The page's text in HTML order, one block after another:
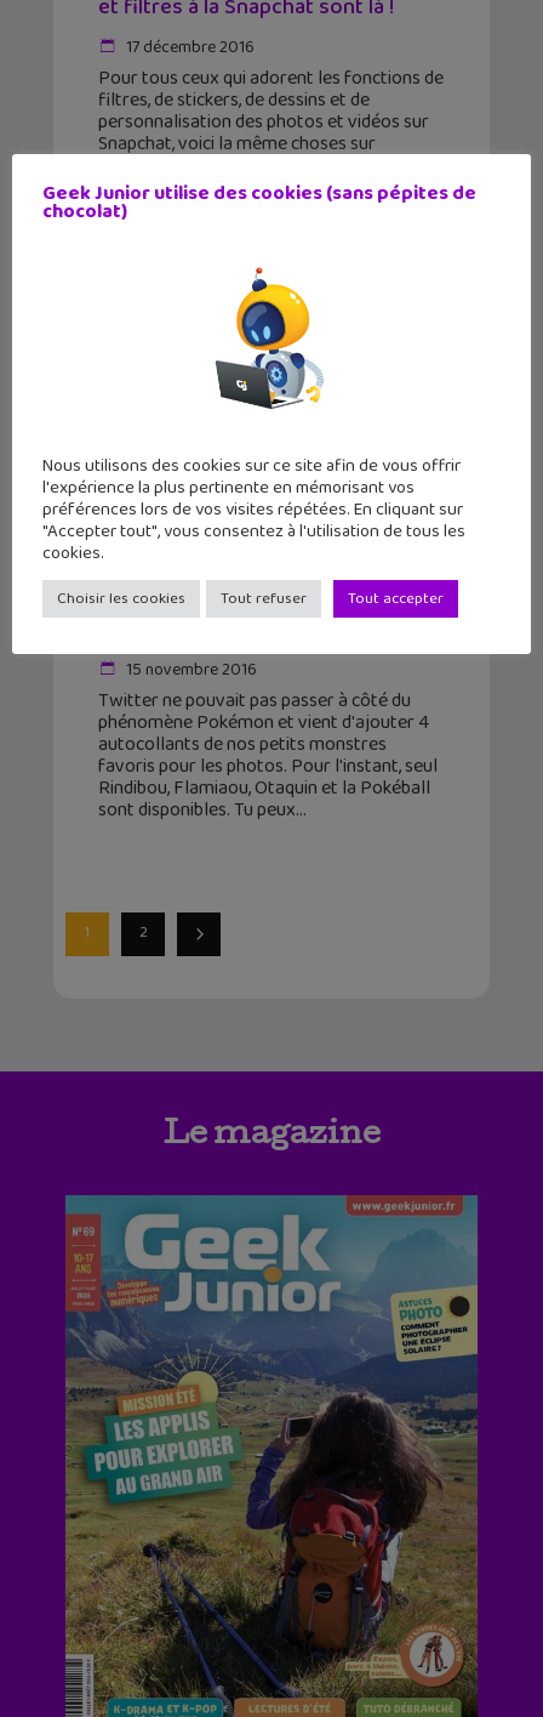
et filtres à la Snapchat sont là !
17 décembre 2016
Pour tous ceux qui adorent les fonctions de
filtres, de stickers, de dessins et de
personnalisation des photos et vidéos sur
Snapchat, voici la même choses sur
a compris qu'il ne
Twitter : 4 stickers Pokémon
15 novembre 2016
Twitter ne pouvait pas passer à côté du
phénomène Pokémon et vient d'ajouter 4
autocollants de nos petits monstres
favoris pour les photos. Pour l'instant, seul
Rindibou, Flamiaou, Otaquin et la Pokéball
sont disponibles. Tu peux
1 2
Le magazine
Geek Junior utilise des cookies (sans pépites de
chocolat)
Nous utilisons des cookies sur ce site afin de vous offrir
l'expérience la plus pertinente en mémorisant vos
préférences lors de vos visites répétées. En cliquant sur
"Accepter tout", vous consentez à l'utilisation de tous les
cookies.
Choisir les cookies Tout refuser Tout accepter